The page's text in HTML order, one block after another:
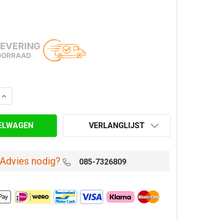
VAN ROESTVASTSTAAL VERLOOP 149M-250V
VERHOOG AANTAL VAN ROESTVASTSTAAL VERLOOP
VERLANGLIJST
Advies nodig? 085-7326809